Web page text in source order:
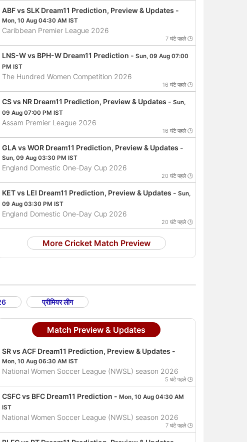
ABF vs SLK Dream11 Prediction, Preview & Updates -
Mon, 10 Aug 04:30 AM IST
Caribbean Premier League 2026
7 घंटे पहले 🕒
LNS-W vs BPH-W Dream11 Prediction - Sun, 09 Aug 07:00
PM IST
The Hundred Women Competition 2026
16 घंटे पहले 🕒
CS vs NR Dream11 Prediction, Preview & Updates - Sun,
09 Aug 07:00 PM IST
Assam Premier League 2026
16 घंटे पहले 🕒
GLA vs WOR Dream11 Prediction, Preview & Updates -
Sun, 09 Aug 03:30 PM IST
England Domestic One-Day Cup 2026
20 घंटे पहले 🕒
KET vs LEI Dream11 Prediction, Preview & Updates - Sun,
09 Aug 03:30 PM IST
England Domestic One-Day Cup 2026
20 घंटे पहले 🕒
More Cricket Match Preview
प्रीमियर लीग
Match Preview & Updates
SR vs ACF Dream11 Prediction, Preview & Updates -
Mon, 10 Aug 06:30 AM IST
National Women Soccer League (NWSL) season 2026
5 घंटे पहले 🕒
CSFC vs BFC Dream11 Prediction - Mon, 10 Aug 04:30 AM
IST
National Women Soccer League (NWSL) season 2026
7 घंटे पहले 🕒